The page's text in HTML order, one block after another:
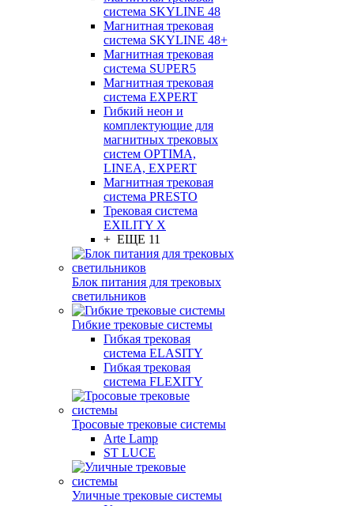
система SKYLINE 48
Магнитная трековая
система SKYLINE 48+
Магнитная трековая
система SUPER5
Магнитная трековая
система EXPERT
Гибкий неон и
комплектующие для
магнитных трековых
систем OPTIMA,
LINEA, EXPERT
Магнитная трековая
система PRESTO
Трековая система
EXILITY X
+ ЕЩЕ 11
Блок питания для трековых
светильников
Гибкие трековые системы
Гибкая трековая
система ELASITY
Гибкая трековая
система FLEXITY
Тросовые трековые системы
Arte Lamp
ST LUCE
Уличные трековые системы